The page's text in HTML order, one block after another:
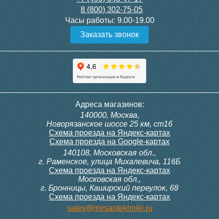
Конвектор ITT.080.200.1300
с решеткой GRILL.SGW-20-
Конвектор ITT.080.200.1000
с решеткой GRILL.SGW-20-
Конвектор ITT.080.200.1000
с решеткой GRILL.SGW-20-
Конвектор ITT.080.200.900 с
решеткой GRILL.SGA-20-
Подробнее Подробнее
3 950
11, 230В (механ.)
6 000
8 (800) 302-75-05
Часы работы: 9.00-19.00
Заказать звонок
Адреса магазинов:
140000, Москва,
Новорязанское шоссе 25 км, ст16
Схема проезда на Яндекс-картах
Схема проезда на Google-картах
140108, Московская обл.,
г. Раменское, улица Михалевича, 116Б
Схема проезда на Яндекс-картах
Московская обл.,
г. Бронницы, Каширский переулок, 68
Схема проезда на Яндекс-картах
sales@mirsantekhniki.ru